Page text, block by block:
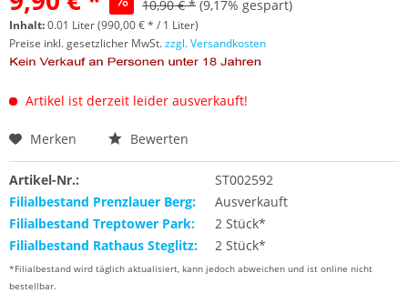
10,90 € * (9,17% gespart)
Inhalt:0.01 Liter (990,00 € * / 1 Liter)
Preise inkl. gesetzlicher MwSt.zzgl. Versandkosten
Artikel ist derzeit leider ausverkauft!
Merken Bewerten
Artikel-Nr.:
ST002592
Filialbestand Prenzlauer Berg:
Ausverkauft
Filialbestand Treptower Park:
2 Stück*
Filialbestand Rathaus Steglitz:
2 Stück*
*Filialbestand wird täglich aktualisiert, kann jedoch abweichen und ist online nicht
bestellbar.